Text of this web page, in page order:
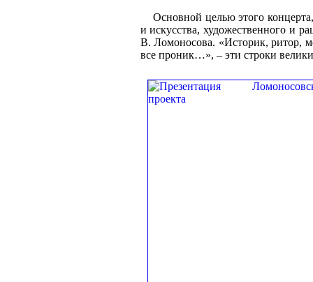
Основной целью этого концерта,
и искусства, художественного и
В. Ломоносова. «Историк, ритор,
все проник…», – эти строки